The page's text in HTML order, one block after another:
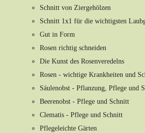
Schnitt von Ziergehölzen
Schnitt 1x1 für die wichtigsten
Gut in Form
Rosen richtig schneiden
Die Kunst des Rosenveredelns
Rosen - wichtige Krankheiten und
Säulenobst - Pflanzung, Pflege und
Beerenobst - Pflege und Schnitt
Clematis - Pflege und Schnitt
Pflegeleichte Gärten